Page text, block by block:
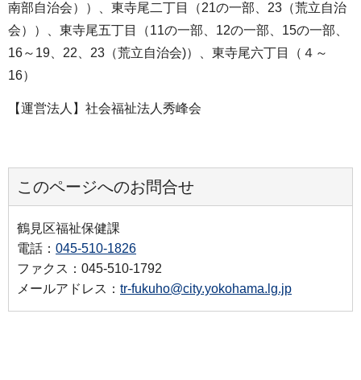
南部自治会））、東寺尾二丁目（21の一部、23（荒立自治
会））、東寺尾五丁目（11の一部、12の一部、15の一部、
16～19、22、23（荒立自治会)）、東寺尾六丁目（４～
16）
【運営法人】社会福祉法人秀峰会
このページへのお問合せ
鶴見区福祉保健課
電話： 045-510-1826
ファクス：045-510-1792
メールアドレス： tr-fukuho@city.yokohama.lg.jp